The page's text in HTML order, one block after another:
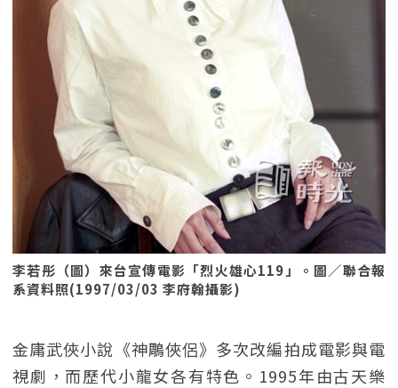
李若彤（圖）來台宣傳電影「烈火雄心119」。圖／聯合報
系資料照(1997/03/03 李府翰攝影)
金庸武俠小說《神鵰俠侶》多次改編拍成電影與電
視劇，而歷代小龍女各有特色。1995年由古天樂